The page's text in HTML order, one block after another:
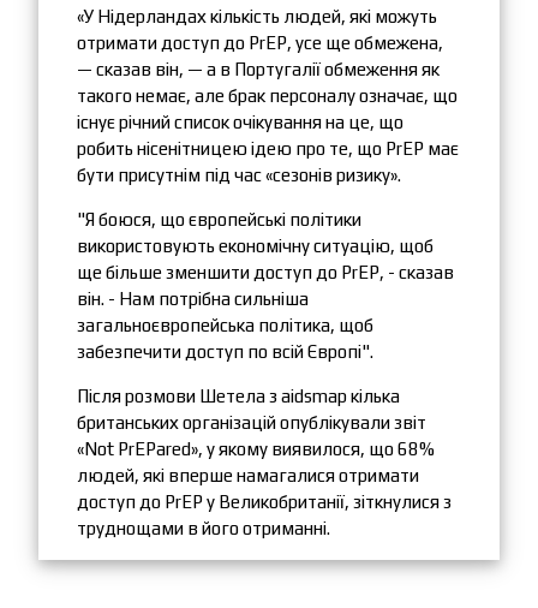
«У Нідерландах кількість людей, які можуть
отримати доступ до PrEP, усе ще обмежена,
— сказав він, — а в Португалії обмеження як
такого немає, але брак персоналу означає, що
існує річний список очікування на це, що
робить нісенітницею ідею про те, що PrEP має
бути присутнім під час «сезонів ризику».
"Я боюся, що європейські політики
використовують економічну ситуацію, щоб
ще більше зменшити доступ до PrEP, - сказав
він. - Нам потрібна сильніша
загальноєвропейська політика, щоб
забезпечити доступ по всій Європі".
Після розмови Шетела з aidsmap кілька
британських організацій опублікували звіт
«Not PrEPared», у якому виявилося, що 68%
людей, які вперше намагалися отримати
доступ до PrEP у Великобританії, зіткнулися з
труднощами в його отриманні.